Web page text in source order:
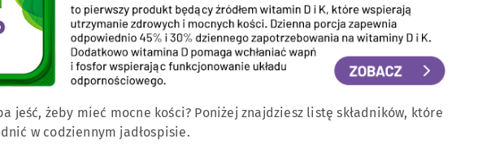
jeść, żeby mieć mocne kości? Poniżej znajdziesz listę składników, które
w codziennym jadłospisie.